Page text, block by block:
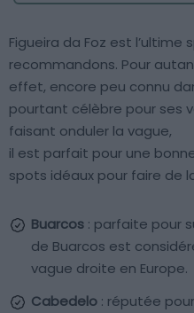
Figueira da Foz est l’ultime
recommandons. Pour
effet, encore peu connu
pourtant célèbre pour ses
faisant onduler la vague,
il est parfait pour une
spots idéaux pour faire de
Buarcos : parfaite pour
de Buarcos est
vague droite en Europe.
Cabedelo : réputée